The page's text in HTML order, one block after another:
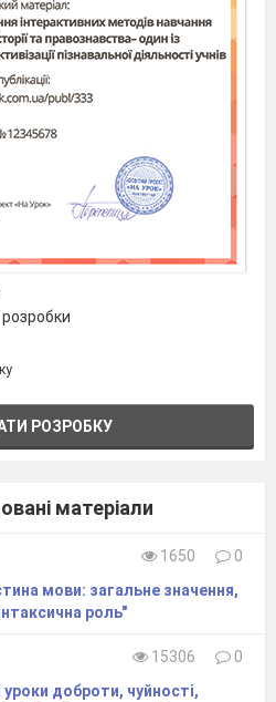
тексту, використання
між його частинами.
для твору (практично).
власних назвах
Добирання
вжитих у реченнях
РМ №5 (письмово)
план власного
застарілі слова
неологізми.
Групи слів за
стилістично забарвлені
Професійні слова й
Фразеологізми.
його лексичне значення.
фразеологізмів.
РОЗРОБКУ
матеріали
1650
0
мови: загальне значення,
роль"
15306
0
доброти, чуйності,